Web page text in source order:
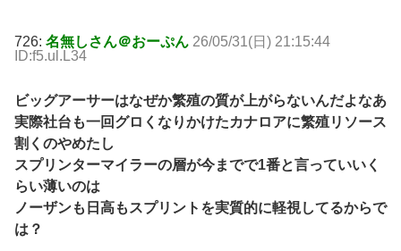
726: 名無しさん＠おーぷん 26/05/31(日) 21:15:44
ID:f5.ul.L34
ビッグアーサーはなぜか繁殖の質が上がらないんだよなあ
実際社台も一回グロくなりかけたカナロアに繁殖リソース
割くのやめたし
スプリンターマイラーの層が今までで1番と言っていいく
らい薄いのは
ノーザンも日高もスプリントを実質的に軽視してるからで
は？